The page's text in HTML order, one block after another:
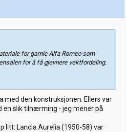
for gamle Alfa Romeo som
for å få gjevnere vektfordeling.
med den konstruksjonen. Ellers var
en slik tilnærming - jeg mener på
litt: Lancia Aurelia (1950-58) var